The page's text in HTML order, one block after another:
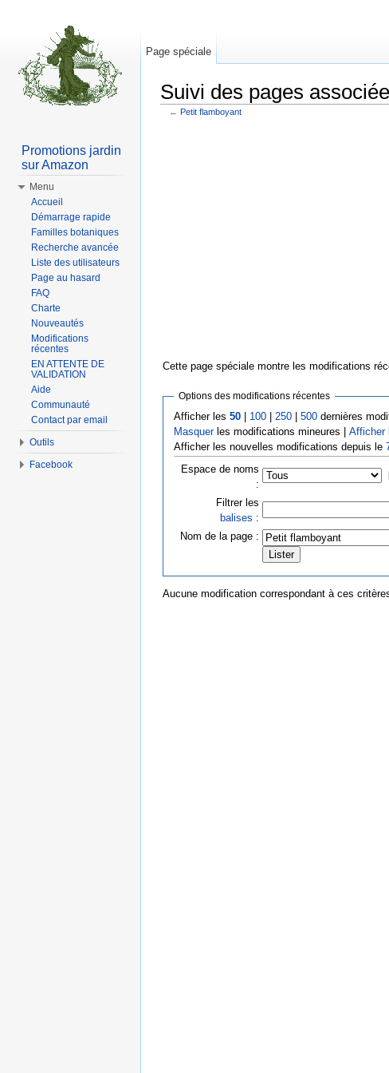
Suivi des pages
← Petit flamboyant
Cette page spéciale montre les modifications
Options des modifications récentes
Afficher les 50| 100| 250| 500dernières
Masquerles modifications mineures | Afficher
Afficher les nouvelles modifications depuis le
Espace de noms
:
Filtrer les
balises :
Nom de la page :
Aucune modification correspondant à ces
Page spéciale
Promotions jardin
sur Amazon
Menu
Accueil
Démarrage rapide
Familles botaniques
Recherche avancée
Liste des utilisateurs
Page au hasard
FAQ
Charte
Nouveautés
Modifications
récentes
EN ATTENTE DE
VALIDATION
Aide
Communauté
Contact par email
Outils
Facebook